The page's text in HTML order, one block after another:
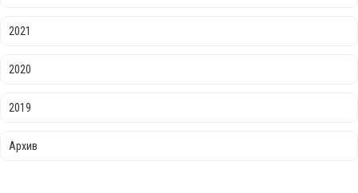
2021
2020
2019
Архив